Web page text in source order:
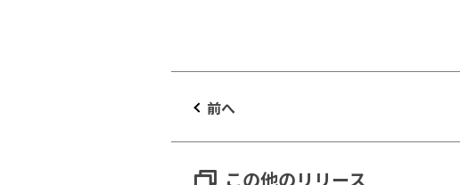
前へ
この他のリリース